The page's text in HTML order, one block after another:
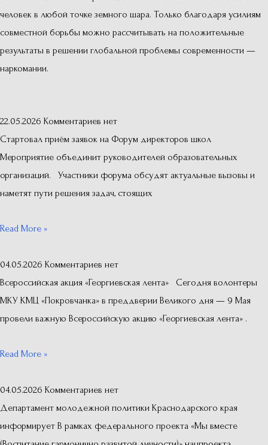
человек в любой точке земного шара. Только благодаря усилиям
совместной борьбы можно рассчитывать на положительные
результаты в решении глобальной проблемы современности —
наркомании.
22.05.2026 Комментариев нет
Стартовал приём заявок на Форум директоров школ
Мероприятие объединит руководителей образовательных
организаций. Участники форума обсудят актуальные вызовы и
наметят пути решения задач, стоящих
Read More »
04.05.2026 Комментариев нет
Всероссийская акция «Георгиевская лента» Сегодня волонтеры
МКУ КМЦ «Покровчанка» в преддверии Великого дня — 9 Мая
провели важную Всероссийскую акцию «Георгиевская лента» .
Read More »
04.05.2026 Комментариев нет
Департамент молодежной политики Краснодарского края
информирует В рамках федерального проекта «Мы вместе